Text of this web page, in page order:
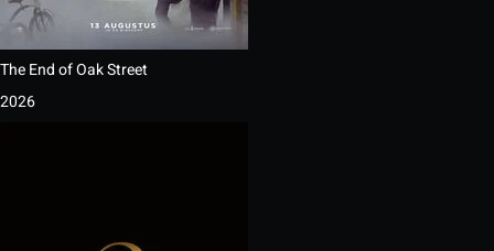
The End of Oak Street
2026